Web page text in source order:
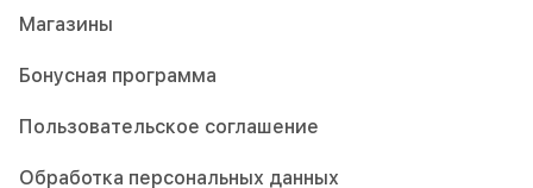
Магазины
Бонусная программа
Пользовательское соглашение
Обработка персональных данных